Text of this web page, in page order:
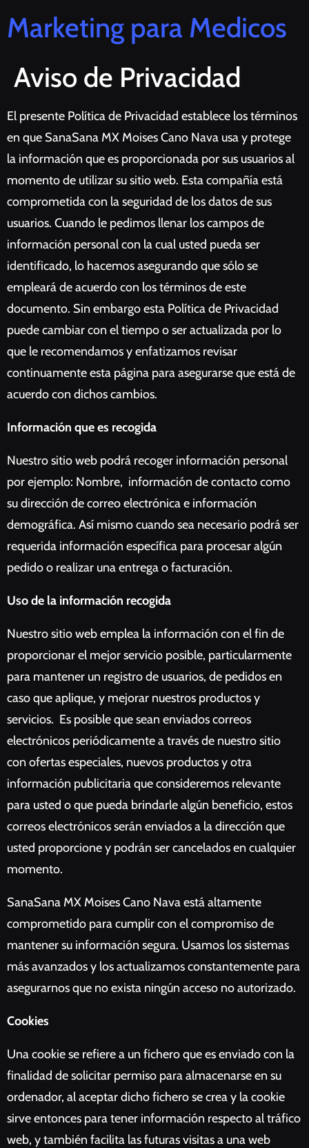
Marketing para Medicos
Aviso de Privacidad
El presente Política de Privacidad establece los términos
en que SanaSana MX Moises Cano Nava usa y protege
la información que es proporcionada por sus usuarios al
momento de utilizar su sitio web. Esta compañía está
comprometida con la seguridad de los datos de sus
usuarios. Cuando le pedimos llenar los campos de
información personal con la cual usted pueda ser
identificado, lo hacemos asegurando que sólo se
empleará de acuerdo con los términos de este
documento. Sin embargo esta Política de Privacidad
puede cambiar con el tiempo o ser actualizada por lo
que le recomendamos y enfatizamos revisar
continuamente esta página para asegurarse que está de
acuerdo con dichos cambios.
Información que es recogida
Nuestro sitio web podrá recoger información personal
por ejemplo: Nombre, información de contacto como
su dirección de correo electrónica e información
demográfica. Así mismo cuando sea necesario podrá ser
requerida información específica para procesar algún
pedido o realizar una entrega o facturación.
Uso de la información recogida
Nuestro sitio web emplea la información con el fin de
proporcionar el mejor servicio posible, particularmente
para mantener un registro de usuarios, de pedidos en
caso que aplique, y mejorar nuestros productos y
servicios. Es posible que sean enviados correos
electrónicos periódicamente a través de nuestro sitio
con ofertas especiales, nuevos productos y otra
información publicitaria que consideremos relevante
para usted o que pueda brindarle algún beneficio, estos
correos electrónicos serán enviados a la dirección que
usted proporcione y podrán ser cancelados en cualquier
momento.
SanaSana MX Moises Cano Nava está altamente
comprometido para cumplir con el compromiso de
mantener su información segura. Usamos los sistemas
más avanzados y los actualizamos constantemente para
asegurarnos que no exista ningún acceso no autorizado.
Cookies
Una cookie se refiere a un fichero que es enviado con la
finalidad de solicitar permiso para almacenarse en su
ordenador, al aceptar dicho fichero se crea y la cookie
sirve entonces para tener información respecto al tráfico
web, y también facilita las futuras visitas a una web